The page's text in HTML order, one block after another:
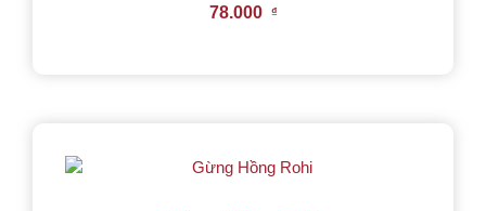
78.000 ₫